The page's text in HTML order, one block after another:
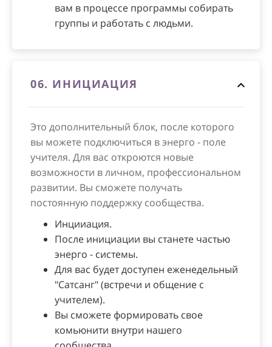
вам в процессе программы собирать
группы и работать с людьми.
06. ИНИЦИАЦИЯ
Это дополнительный блок, после которого
вы можете подключиться в энерго - поле
учителя. Для вас откроются новые
возможности в личном, профессиональном
развитии. Вы сможете получать
постоянную поддержку сообщества.
Инцииация.
После инициации вы станете частью
энерго - системы.
Для вас будет доступен еженедельный
"Сатсанг" (встречи и общение с
учителем).
Вы сможете формировать свое
комьюнити внутри нашего